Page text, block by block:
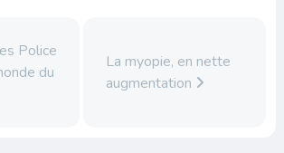
Police
du
La myopie, en nette
augmentation